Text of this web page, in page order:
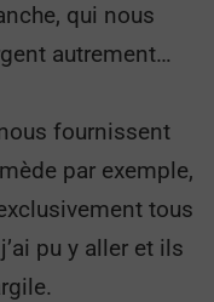
qui nous
autrement…
fournissent
par exemple,
tous
pu y aller et ils